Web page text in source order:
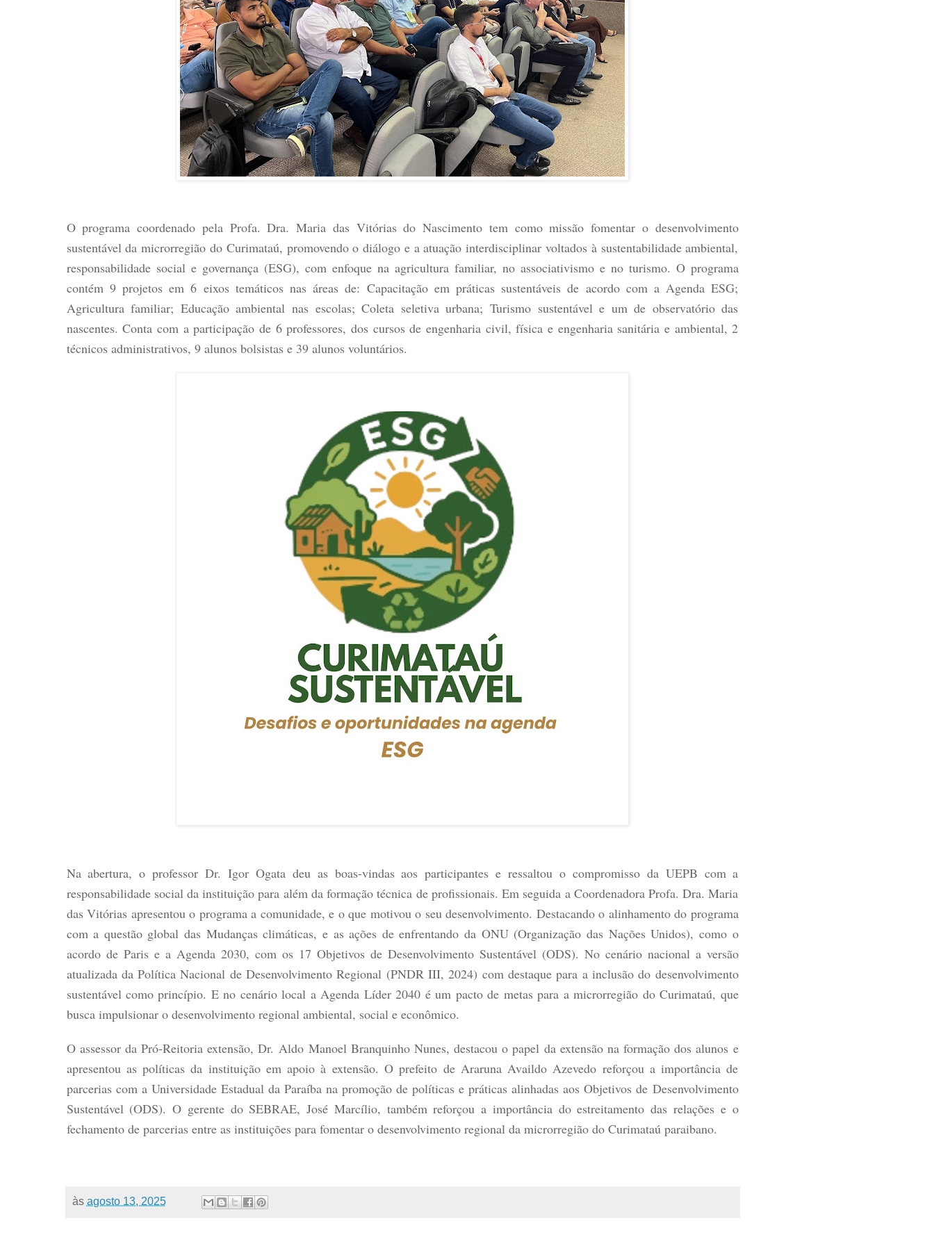
O programa coordenado pela Profa. Dra. Maria das Vitórias do Nascimento tem como missão fomentar o desenvolvimento
sustentável da microrregião do Curimataú, promovendo o diálogo e a atuação interdisciplinar voltados à sustentabilidade ambiental,
responsabilidade social e governança (ESG), com enfoque na agricultura familiar, no associativismo e no turismo. O programa
contém 9 projetos em 6 eixos temáticos nas áreas de: Capacitação em práticas sustentáveis de acordo com a Agenda ESG;
Agricultura familiar; Educação ambiental nas escolas; Coleta seletiva urbana; Turismo sustentável e um de observatório das
nascentes. Conta com a participação de 6 professores, dos cursos de engenharia civil, física e engenharia sanitária e ambiental, 2
técnicos administrativos, 9 alunos bolsistas e 39 alunos voluntários.
Na abertura, o professor Dr. Igor Ogata deu as boas-vindas aos participantes e ressaltou o compromisso da UEPB com a
responsabilidade social da instituição para além da formação técnica de profissionais. Em seguida a Coordenadora Profa. Dra. Maria
das Vitórias apresentou o programa a comunidade, e o que motivou o seu desenvolvimento. Destacando o alinhamento do programa
com a questão global das Mudanças climáticas, e as ações de enfrentando da ONU (Organização das Nações Unidos), como o
acordo de Paris e a Agenda 2030, com os 17 Objetivos de Desenvolvimento Sustentável (ODS). No cenário nacional a versão
atualizada da Política Nacional de Desenvolvimento Regional (PNDR III, 2024) com destaque para a inclusão do desenvolvimento
sustentável como princípio. E no cenário local a Agenda Líder 2040 é um pacto de metas para a microrregião do Curimataú, que
busca impulsionar o desenvolvimento regional ambiental, social e econômico.
O assessor da Pró-Reitoria extensão, Dr. Aldo Manoel Branquinho Nunes, destacou o papel da extensão na formação dos alunos e
apresentou as políticas da instituição em apoio à extensão. O prefeito de Araruna Availdo Azevedo reforçou a importância de
parcerias com a Universidade Estadual da Paraíba na promoção de políticas e práticas alinhadas aos Objetivos de Desenvolvimento
Sustentável (ODS). O gerente do SEBRAE, José Marcílio, também reforçou a importância do estreitamento das relações e o
fechamento de parcerias entre as instituições para fomentar o desenvolvimento regional da microrregião do Curimataú paraibano.
às agosto 13, 2025